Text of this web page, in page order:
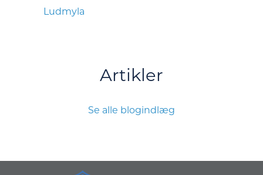
Ludmyla
Artikler
Se alle blogindlæg